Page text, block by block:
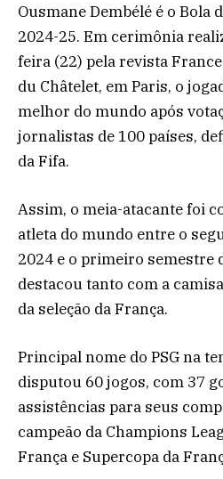
Ousmane Dembélé é o Bola
2024-25. Em cerimônia
feira (22) pela revista
du Châtelet, em Paris, o
melhor do mundo após
jornalistas de 100 países,
da Fifa.
Assim, o meia-atacante foi
atleta do mundo entre o
2024 e o primeiro semestre
destacou tanto com a
da seleção da França.
Principal nome do PSG na
disputou 60 jogos, com 37
assistências para seus
campeão da Champions
França e Supercopa da